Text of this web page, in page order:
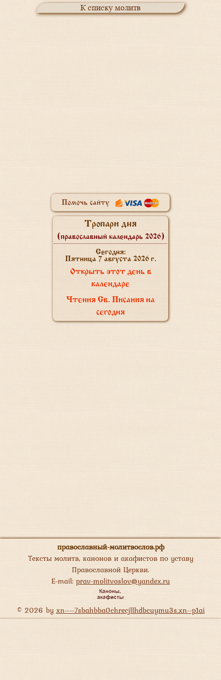
К списку молитв
Помочь сайту
Тропари дня
(православный календарь 2026)
Сегодня:
Пятница 7 августа 2026 г.
Открыть этот день в
календаре
Чтения Св. Писания на
сегодня
православный-молитвослов.рф
Тексты молитв, канонов и акафистов по уставу
Православной Церкви.
E-mail:prav-molitvoslov@yandex.ru
© 2026 byxn----7sbahbba0chrecjllhdbcuymu3s.xn--p1ai